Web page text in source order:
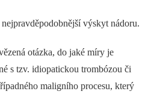
výskyt nádoru.
otázka, do jaké míry je
s tzv. idiopatickou trombózou či
maligního procesu, který